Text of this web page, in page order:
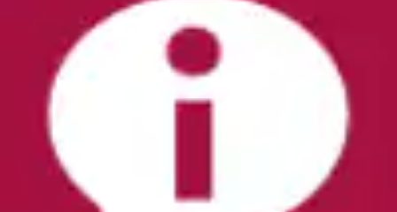
Hanseatic Haushaltsartikel
Klimageräte
Energieeffiziente Waschmaschinen & Trockner
Wärmepumpentrockner
Einbau-Geschirrspüler
Staubsauger mit Beutel
Getränkekühlschränke
Kondenstrockner
Akkusauger
Elektrogrills
Dampfbügelstationen